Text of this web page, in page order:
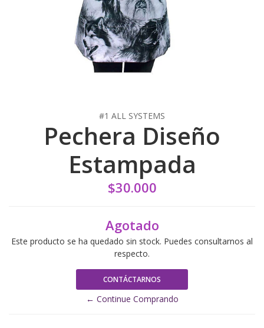
#1 ALL SYSTEMS
Pechera Diseño
Estampada
$30.000
Agotado
Este producto se ha quedado sin stock. Puedes consultarnos al
respecto.
CONTÁCTARNOS
← Continue Comprando